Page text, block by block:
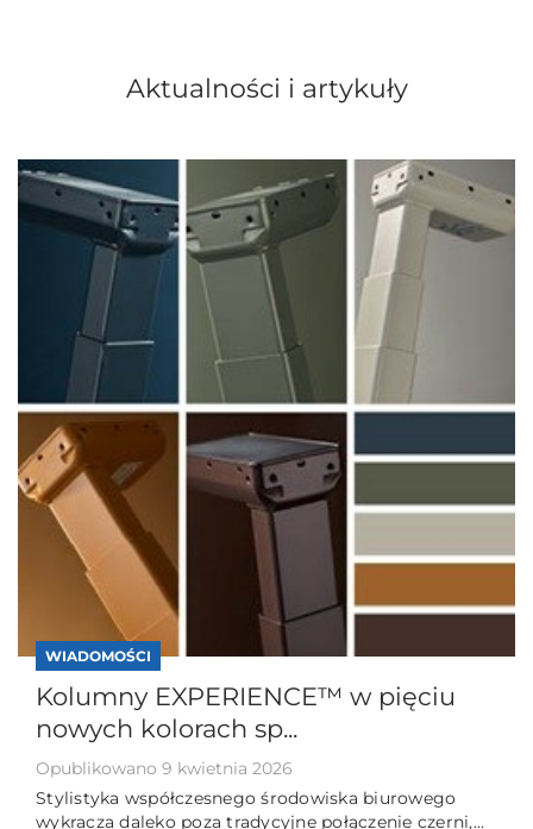
Aktualności i artykuły
WIADOMOŚCI
Kolumny EXPERIENCE™ w pięciu
nowych kolorach sp...
Opublikowano 9 kwietnia 2026
Stylistyka współczesnego środowiska biurowego
wykracza daleko poza tradycyjne połączenie czerni,...